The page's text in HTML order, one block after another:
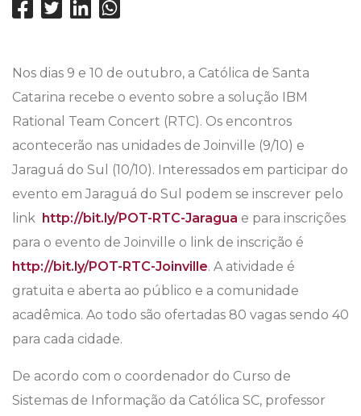
Nos dias 9 e 10 de outubro, a Católica de Santa
Catarina recebe o evento sobre a solução IBM
Rational Team Concert (RTC). Os encontros
acontecerão nas unidades de Joinville (9/10) e
Jaraguá do Sul (10/10). Interessados em participar do
evento em Jaraguá do Sul podem se inscrever pelo
link http://bit.ly/POT-RTC-Jaragua e para inscrições
para o evento de Joinville o link de inscrição é
http://bit.ly/POT-RTC-Joinville. A atividade é
gratuita e aberta ao público e a comunidade
acadêmica. Ao todo são ofertadas 80 vagas sendo 40
para cada cidade.
De acordo com o coordenador do Curso de
Sistemas de Informação da Católica SC, professor